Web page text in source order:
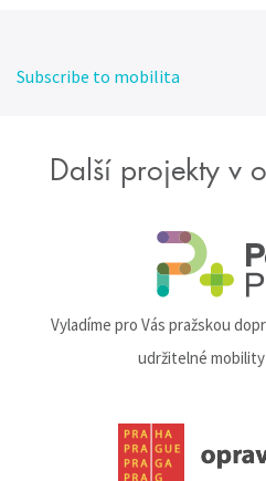
Subscribe to mobilita
Další projekty v
Vyladíme pro Vás pražskou
udržitelné mobility